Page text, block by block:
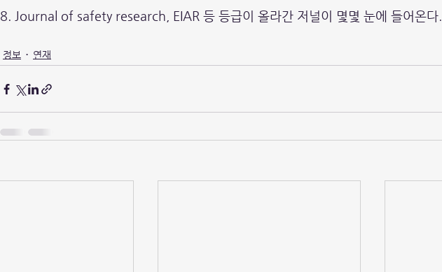
8. Journal of safety research, EIAR 등 등급이 올라간 저널이 몇몇 눈에 들어온다.
정보 연재